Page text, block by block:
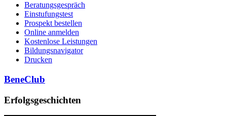
Beratungsgespräch
Einstufungstest
Prospekt bestellen
Online anmelden
Kostenlose Leistungen
Bildungsnavigator
Drucken
BeneClub
Erfolgsgeschichten